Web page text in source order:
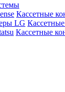
Кассетные
LG
Кассетные